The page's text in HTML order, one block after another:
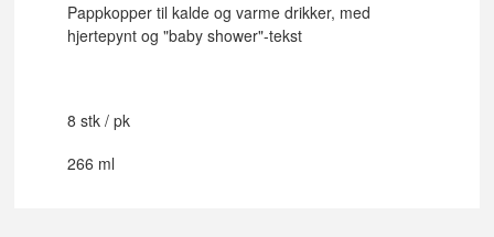
Pappkopper til kalde og varme drikker, med
hjertepynt og "baby shower"-tekst
8 stk / pk
266 ml